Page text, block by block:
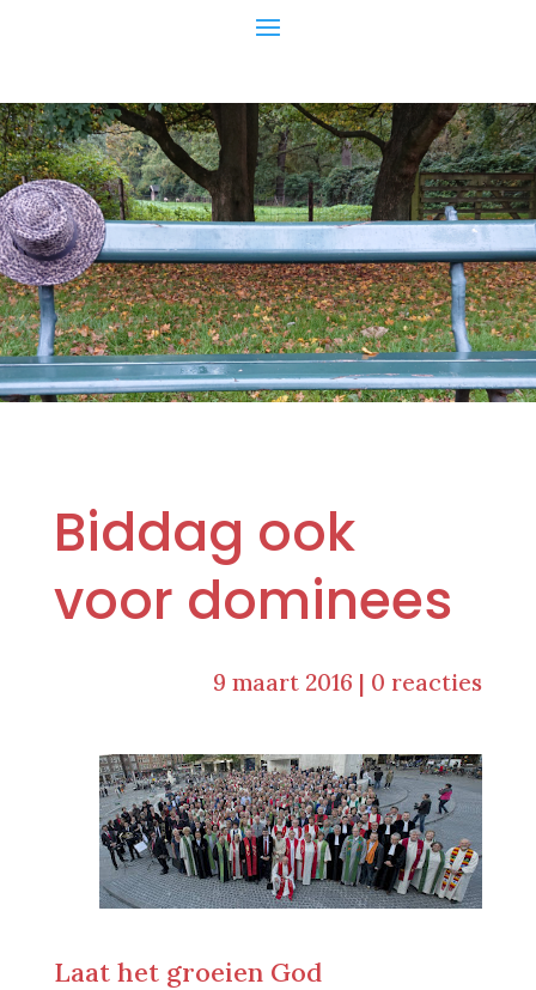
Biddag ook
voor dominees
9 maart 2016 | 0 reacties
Laat het groeien God